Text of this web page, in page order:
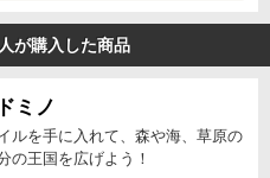
空気）…３こつこつ自分の中で
⑧ コンポーネント・見た目…５
キに刺さってるチョコレートが
も韓国っぽくて面白い
が購入した商品
ミノ
ルを手に入れて、森や海、草原の
の王国を広げよう！